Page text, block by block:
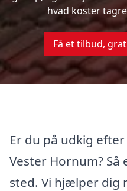
hvad koster
Få et tilbud,
Er du på udkig
Vester Hornum?
sted. Vi hjælper dig